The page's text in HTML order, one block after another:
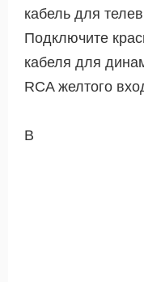
кабель для
Подключите
кабеля для
RCA желтого
В